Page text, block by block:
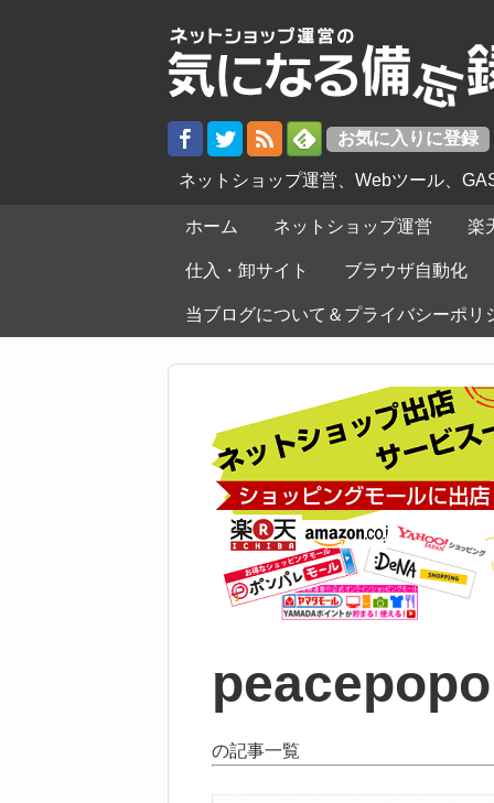
ネットショップ運営、Webツール、
ホーム ネットショップ運営 楽
仕入・卸サイト ブラウザ自動化
当ブログについて＆プライバシーポリ
peacepopo
の記事一覧